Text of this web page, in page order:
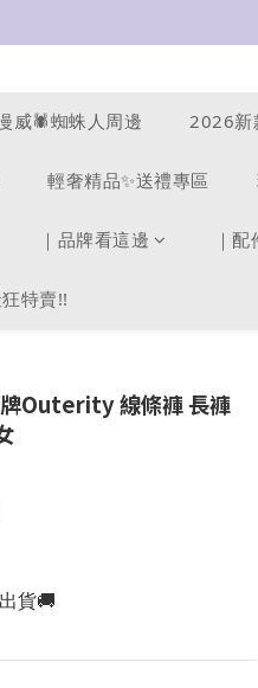
威🕷️蜘蛛人周邊 2026新
輕奢精品✨送禮專區
｜品牌看這邊 ｜
特賣!!
Outerity 線條褲 長褲
貨🚚